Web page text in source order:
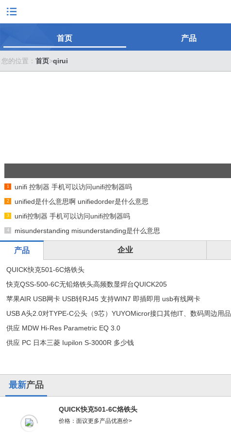
首页 产品
您的位置： 首页>qirui
unifi 控制器 手机可以访问unifi控制器吗
unified是什么意思啊 unifiedorder是什么意思
unifi控制器 手机可以访问unifi控制器吗
misunderstanding misunderstanding是什么意思
产品 企业
QUICK快克501-6C烙铁头
快克QSS-500-6C无铅烙铁头高频数显焊台QUICK205
苹果AIR USB网卡 USB转RJ45 支持WIN7 即插即用 usb有线网卡
USB A头2.0对TYPE-C公头（9芯）YUYOMicror接口其他IT、数码周边用品
供应 MDW Hi-Res Parametric EQ 3.0
供应 PC 日本三菱 Iupilon S-3000R 多少钱
最新产品
QUICK快克501-6C烙铁头
价格：面议更多产品优惠价>